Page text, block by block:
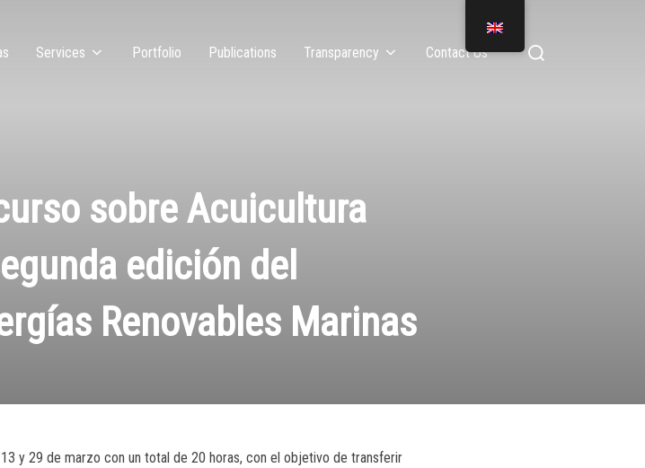
Services Portfolio Publications Transparency Contact Us
sobre Acuicultura
edición del
Renovables Marinas
y 29 de marzo con un total de 20 horas, con el objetivo de transferir